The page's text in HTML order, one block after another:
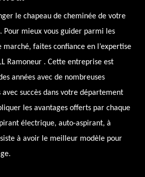
le chapeau de cheminée de votre
Pour mieux vous guider parmi les
faites confiance en l’expertise
Ramoneur . Cette entreprise est
années avec de nombreuses
succès dans votre département
les avantages offerts par chaque
électrique, auto-aspirant, à
à avoir le meilleur modèle pour